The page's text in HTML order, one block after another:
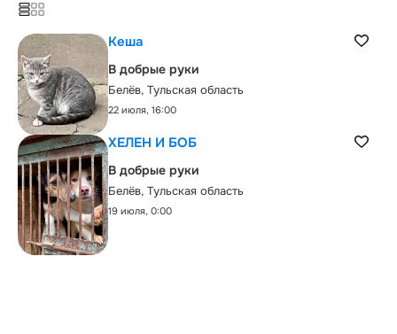
Кеша
В добрые руки
Белёв, Тульская область
22 июля, 16:00
ХЕЛЕН И БОБ
В добрые руки
Белёв, Тульская область
19 июля, 0:00